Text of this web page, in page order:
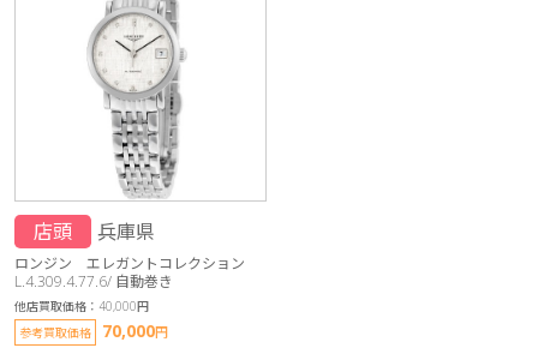
店頭 兵庫県
ロンジン エレガントコレクション
L.4.309.4.77.6/ 自動巻き
他店買取価格：40,000円
参考買取価格
70,000円